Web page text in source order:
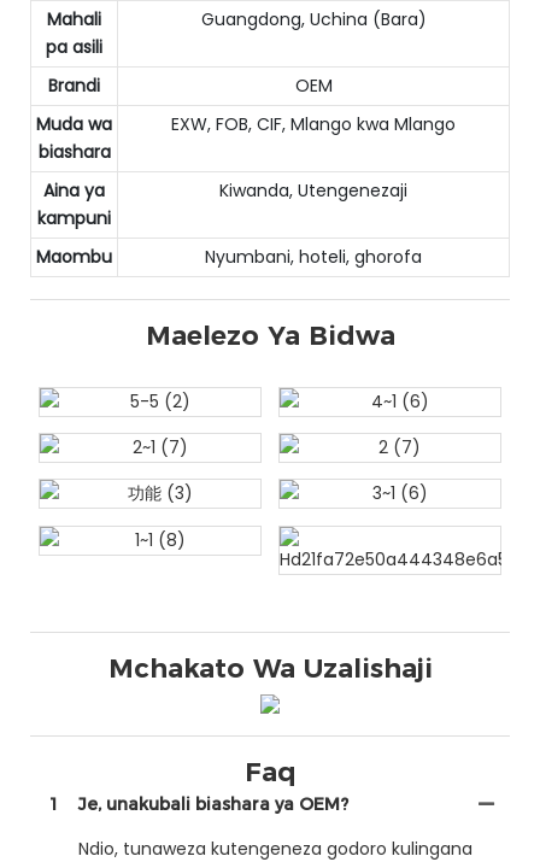
Mahali
pa asili
Guangdong, Uchina (Bara)
Brandi
OEM
Muda wa
biashara
EXW, FOB, CIF, Mlango kwa Mlango
Aina ya
kampuni
Kiwanda, Utengenezaji
Maombu Nyumbani, hoteli, ghorofa
Maelezo Ya Bidwa
Mchakato Wa Uzalishaji
Faq
1 Je, unakubali biashara ya OEM?
Ndio, tunaweza kutengeneza godoro kulingana